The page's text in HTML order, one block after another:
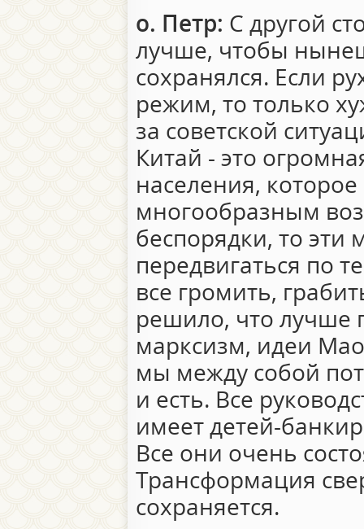
о. Петр: С другой
лучше, чтобы
сохранялся. Если
режим, то только
за советской
Китай - это
населения,
многообразным
беспорядки, то эти
передвигаться по
все громить,
решило, что лучше
марксизм, идеи
мы между собой
и есть. Все
имеет детей-
Все они очень
Трансформация
сохраняется.